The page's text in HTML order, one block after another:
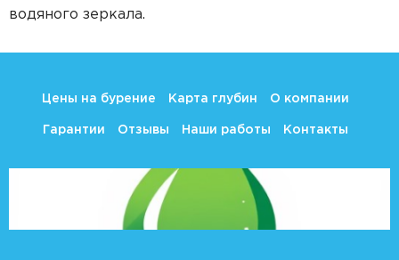
водяного зеркала.
Цены на бурение Карта глубин О компании
Гарантии Отзывы Наши работы Контакты